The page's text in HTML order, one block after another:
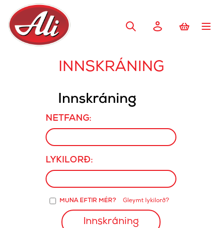
INNSKRÁNING
Innskráning
NETFANG:
LYKILORÐ:
MUNA EFTIR MÉR? Gleymt lykilorð?